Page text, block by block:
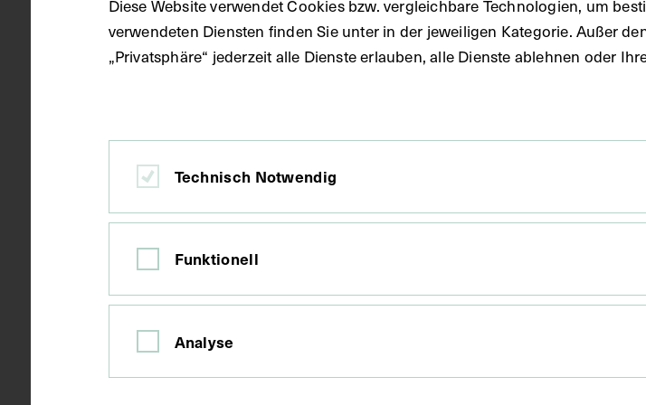
Datierung circa 1900 - 1940
Karton
Diese Website verwendet Cookies bzw. vergleichbare Technologien, um
verwendeten Diensten finden Sie unter in der jeweiligen Kategorie. Außer
„Privatsphäre“ jederzeit alle Dienste erlauben, alle Dienste ablehnen oder
Technisch Notwendig
Funktionell
Analyse